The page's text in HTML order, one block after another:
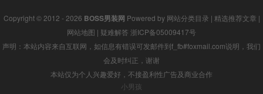
Copyright © 2012 - 2026 BOSS男装网 Powered by 网站分类目录 | 精选推荐文章 |
网站地图 | 疑难解答 浙ICP备05009417号
声明：本站内容来自互联网，如信息有错误可发邮件到f_fb#foxmail.com说明，我们
会及时纠正，谢谢
本站仅为个人兴趣爱好，不接盈利性广告及商业合作
小男孩